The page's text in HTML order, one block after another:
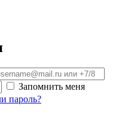
Запомнить меня
пароль?